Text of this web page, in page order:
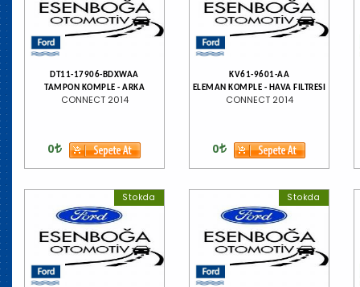
DT11-17906-BDXWAA
TAMPON KOMPLE - ARKA
CONNECT 2014
0
KV61-9601-AA
ELEMAN KOMPLE - HAVA FILTRESI
CONNECT 2014
0
Stokda Stokda